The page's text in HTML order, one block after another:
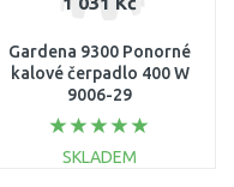
Gardena 9300 Ponorné
kalové čerpadlo 400 W
9006-29
SKLADEM